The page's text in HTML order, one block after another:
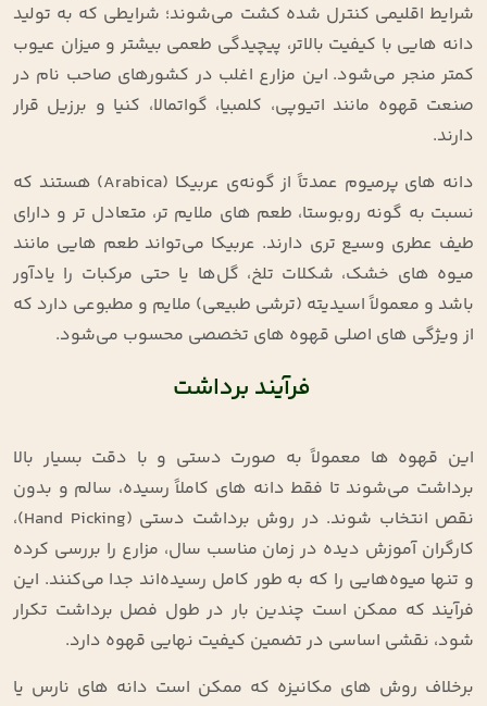
شرایط اقلیمی کنترل‌ شده کشت می‌شوند؛ شرایطی که به تولید
دانه‌ هایی با کیفیت بالاتر، پیچیدگی طعمی بیشتر و میزان عیوب
کمتر منجر می‌شود. این مزارع اغلب در کشورهای صاحب‌ نام در
صنعت قهوه مانند اتیوپی، کلمبیا، گواتمالا، کنیا و برزیل قرار
دارند.
دانه‌ های پرمیوم عمدتاً از گونه‌ی عربیکا (Arabica) هستند که
نسبت به گونه روبوستا، طعم‌ های ملایم‌ تر، متعادل‌ تر و دارای
طیف عطری وسیع‌ تری دارند. عربیکا می‌تواند طعم‌ هایی مانند
میوه‌ های خشک، شکلات تلخ، گل‌ها یا حتی مرکبات را یادآور
باشد و معمولاً اسیدیته (ترشی طبیعی) ملایم و مطبوعی دارد که
از ویژگی‌ های اصلی قهوه‌ های تخصصی محسوب می‌شود.
فرآیند برداشت
این قهوه‌ ها معمولاً به‌ صورت دستی و با دقت بسیار بالا
برداشت می‌شوند تا فقط دانه‌ های کاملاً رسیده، سالم و بدون
نقص انتخاب شوند. در روش برداشت دستی (Hand Picking)،
کارگران آموزش‌ دیده در زمان مناسب سال، مزارع را بررسی کرده
و تنها میوه‌هایی را که به طور کامل رسیده‌اند جدا می‌کنند. این
فرآیند که ممکن است چندین بار در طول فصل برداشت تکرار
شود، نقشی اساسی در تضمین کیفیت نهایی قهوه دارد.
برخلاف روش‌ های مکانیزه که ممکن است دانه‌ های نارس یا